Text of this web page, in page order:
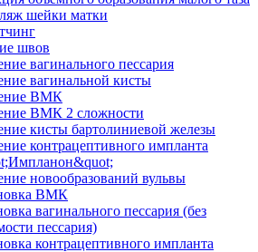
шейки матки
швов
вагинального пессария
вагинальной кисты
ВМК
ВМК 2 сложности
кисты бартолиниевой железы
контрацептивного импланта
новообразований вульвы
ВМК
вагинального пессария (без
пессария)
контрацептивного импланта